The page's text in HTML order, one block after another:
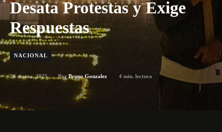
Desata Protestas y Exige
Respuestas
NACIONAL
24 marzo, 2025 Por Bruno Gonzalez 4 min. lectura